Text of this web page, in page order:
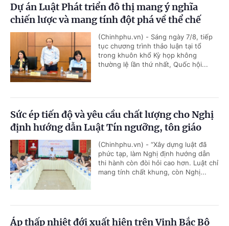
Dự án Luật Phát triển đô thị mang ý nghĩa
chiến lược và mang tính đột phá về thể chế
(Chinhphu.vn) - Sáng ngày 7/8, tiếp
tục chương trình thảo luận tại tổ
trong khuôn khổ Kỳ họp không
thường lệ lần thứ nhất, Quốc hội...
Sức ép tiến độ và yêu cầu chất lượng cho Nghị
định hướng dẫn Luật Tín ngưỡng, tôn giáo
(Chinhphu.vn) - “Xây dựng luật đã
phức tạp, làm Nghị định hướng dẫn
thi hành còn đòi hỏi cao hơn. Luật chỉ
mang tính chất khung, còn Nghị...
Áp thấp nhiệt đới xuất hiện trên Vịnh Bắc Bộ